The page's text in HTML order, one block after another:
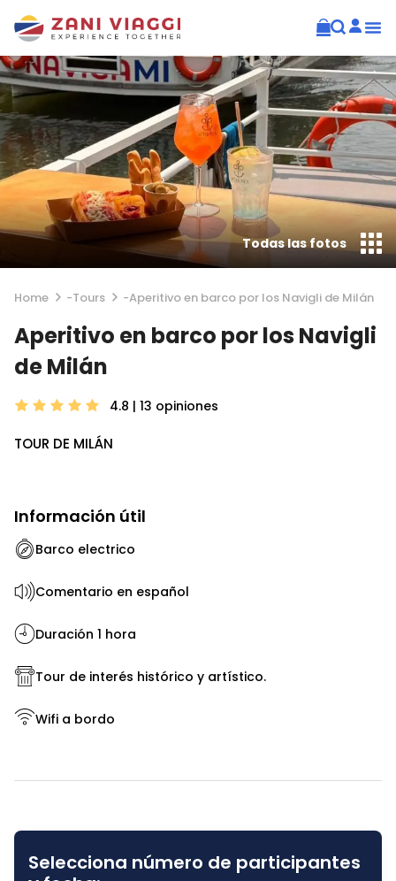
Home -Tours -Aperitivo en barco por los Navigli de Milán
Aperitivo en barco por los Navigli
de Milán
4.8 | 13 opiniones
TOUR DE MILÁN
Todas las fotos
Información útil
Barco electrico
Comentario en español
Duración 1 hora
Tour de interés histórico y artístico.
Wifi a bordo
Selecciona número de participantes